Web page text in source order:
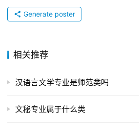
Generate poster
相关推荐
汉语言文学专业是师范类吗
文秘专业属于什么类